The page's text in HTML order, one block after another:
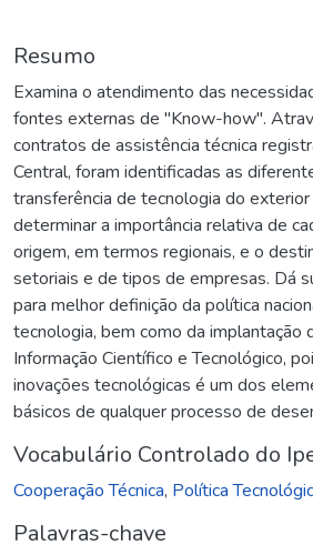
Resumo
Examina o atendimento das
fontes externas de "Know-how".
contratos de assistência técnica
Central, foram identificadas as
transferência de tecnologia do exterior
determinar a importância relativa de
origem, em termos regionais, e o
setoriais e de tipos de empresas. Dá
para melhor definição da política
tecnologia, bem como da implantação
Informação Científico e Tecnológico,
inovações tecnológicas é um dos
básicos de qualquer processo de
Vocabulário Controlado do
Cooperação Técnica, Política
Palavras-chave